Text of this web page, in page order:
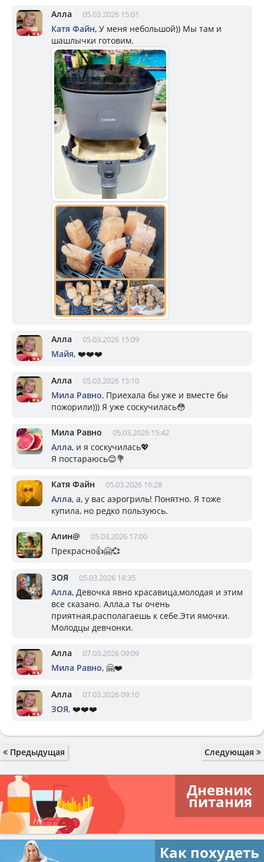
Алла 05.03.2026 15:01
Катя Файн, У меня небольшой)) Мы там и
шашлычки готовим.
Алла 05.03.2026 15:09
Майя, ❤️❤️❤️
Алла 05.03.2026 15:10
Мила Равно, Приехала бы уже и вместе бы
пожорили))) Я уже соскучилась😳
Мила Равно 05.03.2026 15:42
Алла, и я соскучилась💖
Я постараюсь😊💐
Катя Файн 05.03.2026 16:28
Алла, а, у вас аэрогриль! Понятно. Я тоже
купила, но редко пользуюсь.
Алин@ 05.03.2026 17:00
Прекрасно👍🤗💞
ЗОЯ 05.03.2026 18:35
Алла, Девочка явно красавица,молодая и этим
все сказано. Алла,а ты очень
приятная,располагаешь к себе.Эти ямочки.
Молодцы девчонки.
Алла 07.03.2026 09:09
Мила Равно, 🤗❤️
Алла 07.03.2026 09:10
ЗОЯ, ❤️❤️❤️
Предыдущая Следующая
Дневник
питания
Как похудеть